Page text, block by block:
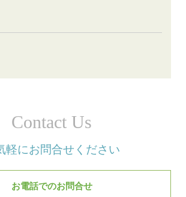
Contact Us
軽にお問合せください
お電話でのお問合せ